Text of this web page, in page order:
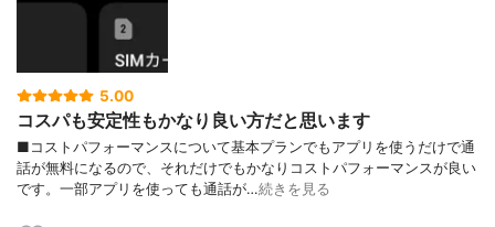
5.00
コスパも安定性もかなり良い方だと思います
■コストパフォーマンスについて基本プランでもアプリを使うだけで通
話が無料になるので、それだけでもかなりコストパフォーマンスが良い
です。一部アプリを使っても通話が…続きを見る